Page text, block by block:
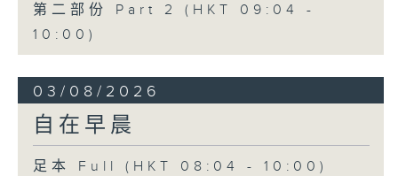
第二部份 Part 2 (HKT 09:04 -
10:00)
03/08/2026
自在早晨
足本 Full (HKT 08:04 - 10:00)